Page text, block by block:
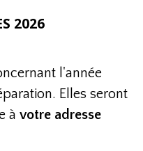
2026
l'année
Elles seront
à votre adresse